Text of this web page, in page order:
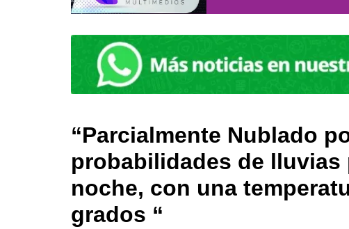
“Parcialmente Nublado
probabilidades de lluvias
noche, con una
grados “